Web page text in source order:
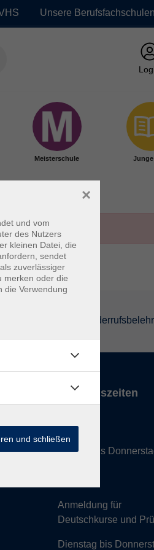
Unsere Berufsfachschulen
Meisterschule Junge
Öffnungszeiten
VHS
Montag bis
Anmeldung für
Deutschkurse und
Dienstag bis
und vom
des Nutzers
kleinen Datei, die
sendet
zuverlässiger
merken oder die
die Verwendung
×
und schließen